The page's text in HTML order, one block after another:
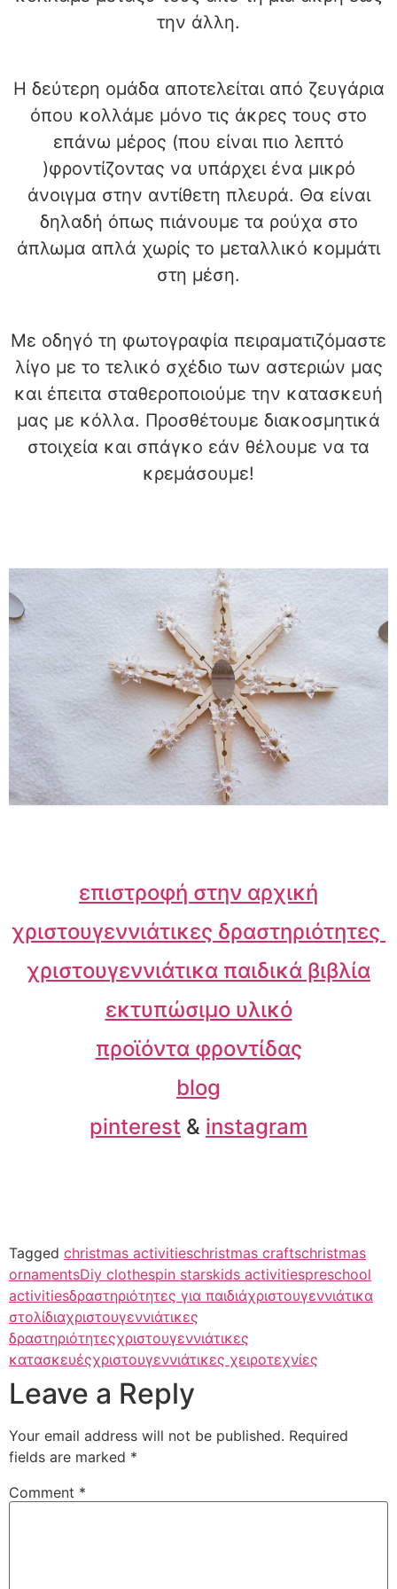
την άλλη.
Η δεύτερη ομάδα αποτελείται από ζευγάρια
όπου κολλάμε μόνο τις άκρες τους στο
επάνω μέρος (που είναι πιο λεπτό
)φροντίζοντας να υπάρχει ένα μικρό
άνοιγμα στην αντίθετη πλευρά. Θα είναι
δηλαδή όπως πιάνουμε τα ρούχα στο
άπλωμα απλά χωρίς το μεταλλικό κομμάτι
στη μέση.
Με οδηγό τη φωτογραφία πειραματιζόμαστε
λίγο με το τελικό σχέδιο των αστεριών μας
και έπειτα σταθεροποιούμε την κατασκευή
μας με κόλλα. Προσθέτουμε διακοσμητικά
στοιχεία και σπάγκο εάν θέλουμε να τα
κρεμάσουμε!
επιστροφή στην αρχική
χριστουγεννιάτικες δραστηριότητες
χριστουγεννιάτικα παιδικά βιβλία
εκτυπώσιμο υλικό
προϊόντα φροντίδας
blog
pinterest & instagram
Tagged christmas activitieschristmas craftschristmas
ornamentsDiy clothespin starskids activitiespreschool
activitiesδραστηριότητες για παιδιάχριστουγεννιάτικα
στολίδιαχριστουγεννιάτικες
δραστηριότητεςχριστουγεννιάτικες
κατασκευέςχριστουγεννιάτικες χειροτεχνίες
Leave a Reply
Your email address will not be published. Required
fields are marked *
Comment *